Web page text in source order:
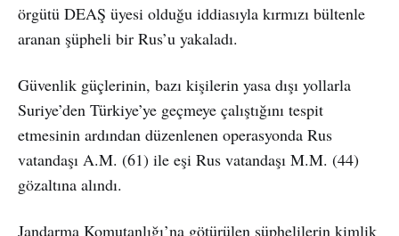
örgütü DEAŞ üyesi olduğu iddiasıyla kırmızı bültenle
aranan şüpheli bir Rus’u yakaladı.
Güvenlik güçlerinin, bazı kişilerin yasa dışı yollarla
Suriye’den Türkiye’ye geçmeye çalıştığını tespit
etmesinin ardından düzenlenen operasyonda Rus
vatandaşı A.M. (61) ile eşi Rus vatandaşı M.M. (44)
gözaltına alındı.
Jandarma Komutanlığı’na götürülen şüphelilerin kimlik